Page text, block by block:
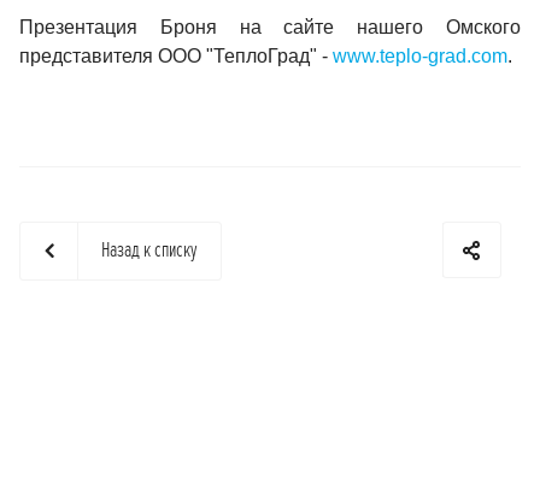
Презентация Броня на сайте нашего Омского
представителя ООО "ТеплоГрад" - www.teplo-grad.com.
Назад к списку